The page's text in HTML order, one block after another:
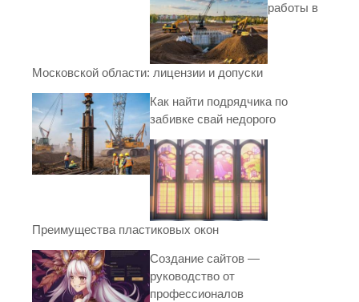
работы в
Московской области: лицензии и допуски
Как найти подрядчика по
забивке свай недорого
Преимущества пластиковых окон
Создание сайтов —
руководство от
профессионалов